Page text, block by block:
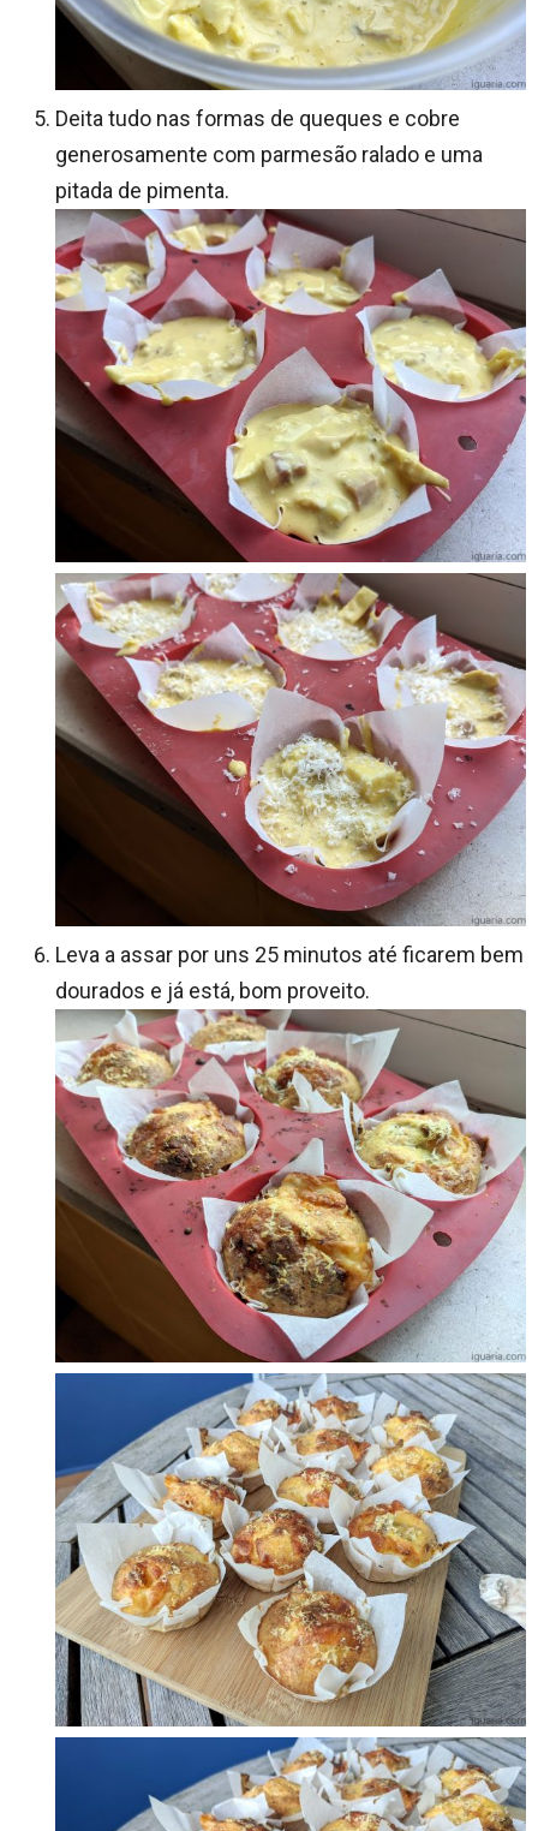
Deita tudo nas formas de queques e cobre
generosamente com parmesão ralado e uma
pitada de pimenta.
Leva a assar por uns 25 minutos até ficarem bem
dourados e já está, bom proveito.